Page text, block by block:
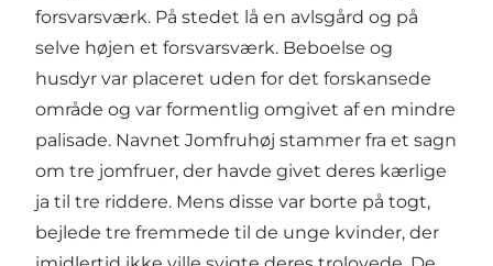
forsvarsværk. På stedet lå en avlsgård og på
selve højen et forsvarsværk. Beboelse og
husdyr var placeret uden for det forskansede
område og var formentlig omgivet af en mindre
palisade. Navnet Jomfruhøj stammer fra et sagn
om tre jomfruer, der havde givet deres kærlige
ja til tre riddere. Mens disse var borte på togt,
bejlede tre fremmede til de unge kvinder, der